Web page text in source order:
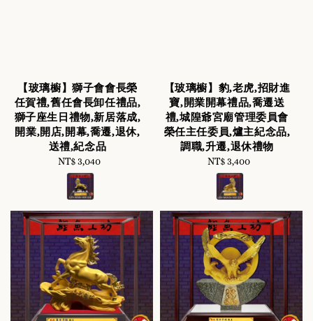
【玻璃櫥】獅子會會長榮
任賀禮,舊任會長卸任禮品,
獅子座生日禮物,新居落成,
開業,開店,開幕,喬遷,退休,
送禮,紀念品
Regular
price
NT$ 3,040
【玻璃櫥】豹,老虎,招財進
寶,開業開幕禮品,喬遷送
禮,城隍爺宮廟管理委員會
榮任主任委員,爐主紀念品,
調職,升遷,退休禮物
Regular
price
NT$ 3,400